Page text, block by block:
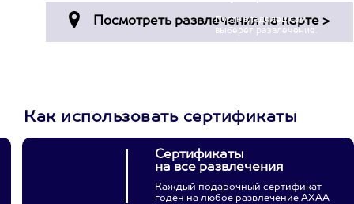
Пусть владелец сам
выберет развлечение.
Как использовать сертификаты
Сертификаты
на все развлечения
Каждый подарочный сертификат
годен на любое развлечение АХАА